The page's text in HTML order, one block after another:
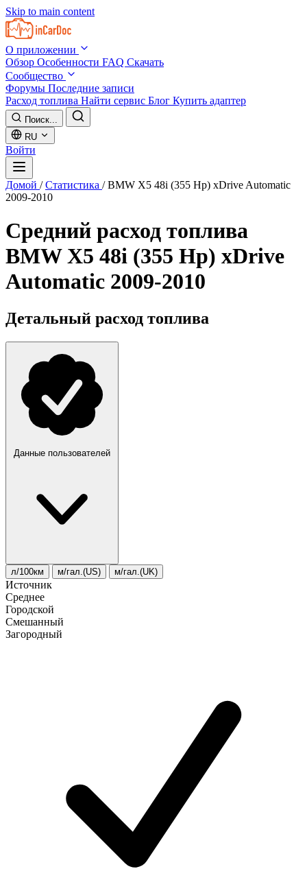
Skip to main content
О приложении
Обзор Особенности FAQ Скачать
Сообщество
Форумы Последние записи
Расход топлива Найти сервис Блог Купить адаптер
Поиск...
RU
Войти
Домой / Статистика / BMW X5 48i (355 Hp) xDrive Automatic
2009-2010
Средний расход топлива
BMW X5 48i (355 Hp) xDrive
Automatic 2009-2010
Детальный расход топлива
Данные пользователей
л/100км м/гал.(US) м/гал.(UK)
Источник
Среднее
Городской
Смешанный
Загородный